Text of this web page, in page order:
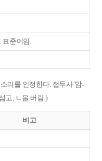
표준어임.
리를 인정한다. 접두사 '암-
고, ㄴ을 버림.)
비고